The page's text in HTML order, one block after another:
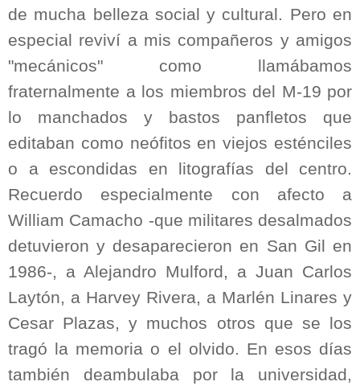
de mucha belleza social y cultural. Pero en
especial reviví a mis compañeros y amigos
"mecánicos" como llamábamos
fraternalmente a los miembros del M-19 por
lo manchados y bastos panfletos que
editaban como neófitos en viejos esténciles
o a escondidas en litografías del centro.
Recuerdo especialmente con afecto a
William Camacho -que militares desalmados
detuvieron y desaparecieron en San Gil en
1986-, a Alejandro Mulford, a Juan Carlos
Laytón, a Harvey Rivera, a Marlén Linares y
Cesar Plazas, y muchos otros que se los
tragó la memoria o el olvido. En esos días
también deambulaba por la universidad,